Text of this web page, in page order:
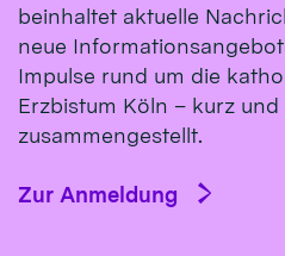
beinhaltet aktuelle
neue
Impulse rund um die
Erzbistum Köln – kurz
zusammengestellt.
Zur Anmeldung